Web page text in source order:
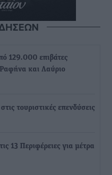
129.000 επιβάτες
και Λαύριο
τουριστικές επενδύσεις
13 Περιφέρειες για μέτρα